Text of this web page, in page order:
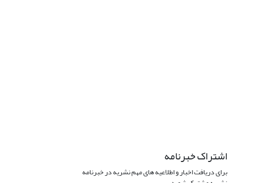
اشتراک خبرنامه
برای دریافت اخبار و اطلاعیه های مهم نشریه در خبرنامه